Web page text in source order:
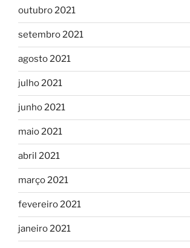
outubro 2021
setembro 2021
agosto 2021
julho 2021
junho 2021
maio 2021
abril 2021
março 2021
fevereiro 2021
janeiro 2021